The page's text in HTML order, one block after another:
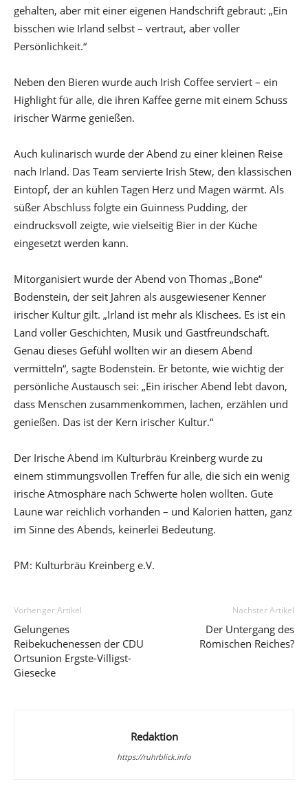
gehalten, aber mit einer eigenen Handschrift gebraut: „Ein
bisschen wie Irland selbst – vertraut, aber voller
Persönlichkeit.“
Neben den Bieren wurde auch Irish Coffee serviert – ein
Highlight für alle, die ihren Kaffee gerne mit einem Schuss
irischer Wärme genießen.
Auch kulinarisch wurde der Abend zu einer kleinen Reise
nach Irland. Das Team servierte Irish Stew, den klassischen
Eintopf, der an kühlen Tagen Herz und Magen wärmt. Als
süßer Abschluss folgte ein Guinness Pudding, der
eindrucksvoll zeigte, wie vielseitig Bier in der Küche
eingesetzt werden kann.
Mitorganisiert wurde der Abend von Thomas „Bone“
Bodenstein, der seit Jahren als ausgewiesener Kenner
irischer Kultur gilt. „Irland ist mehr als Klischees. Es ist ein
Land voller Geschichten, Musik und Gastfreundschaft.
Genau dieses Gefühl wollten wir an diesem Abend
vermitteln“, sagte Bodenstein. Er betonte, wie wichtig der
persönliche Austausch sei: „Ein irischer Abend lebt davon,
dass Menschen zusammenkommen, lachen, erzählen und
genießen. Das ist der Kern irischer Kultur.“
Der Irische Abend im Kulturbräu Kreinberg wurde zu
einem stimmungsvollen Treffen für alle, die sich ein wenig
irische Atmosphäre nach Schwerte holen wollten. Gute
Laune war reichlich vorhanden – und Kalorien hatten, ganz
im Sinne des Abends, keinerlei Bedeutung.
PM: Kulturbräu Kreinberg e.V.
Vorheriger Artikel
Gelungenes
Reibekuchenessen der CDU
Ortsunion Ergste-Villigst-
Giesecke
Nächster Artikel
Der Untergang des
Römischen Reiches?
Redaktion
https://ruhrblick.info